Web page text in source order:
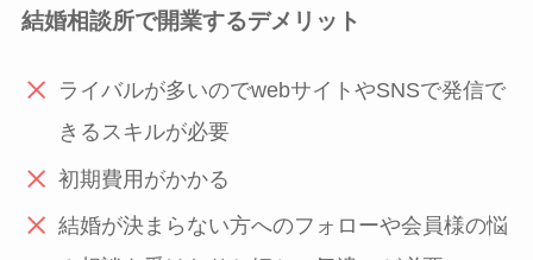
結婚相談所で開業するデメリット
ライバルが多いのでwebサイトやSNSで発信で
きるスキルが必要
初期費用がかかる
結婚が決まらない方へのフォローや会員様の悩